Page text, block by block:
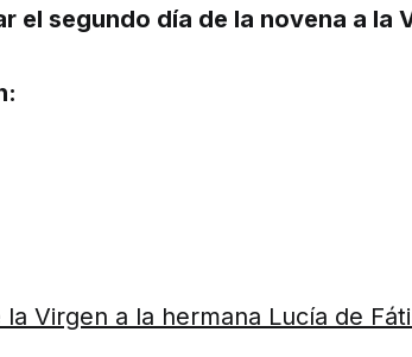
el segundo día de la novena a la
la Virgen a la hermana Lucía de